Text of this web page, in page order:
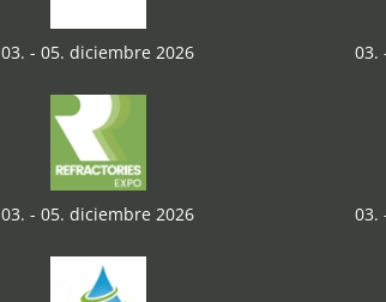
03. - 05. diciembre 2026 03.
03. - 05. diciembre 2026 03.